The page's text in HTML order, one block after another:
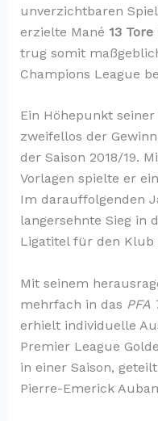
unverzichtbaren
erzielte Mané 13 Tore
trug somit
Champions League
Ein Höhepunkt
zweifellos der
der Saison 2018/19.
Vorlagen spielte er
Im darauffolgenden
langersehnte Sieg in
Ligatitel für den Klub
Mit seinem
mehrfach in das PFA
erhielt individuelle
Premier League
in einer Saison,
Pierre-Emerick